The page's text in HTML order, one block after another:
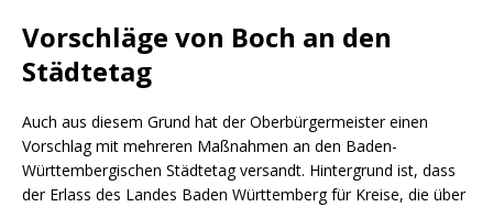
Vorschläge von Boch an den
Städtetag
Auch aus diesem Grund hat der Oberbürgermeister einen
Vorschlag mit mehreren Maßnahmen an den Baden-
Württembergischen Städtetag versandt. Hintergrund ist, dass
der Erlass des Landes Baden Württemberg für Kreise, die über